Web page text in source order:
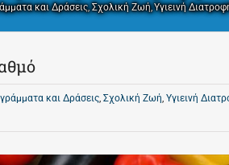
και Δράσεις Σχολική Ζωή Υγιεινή
και Δράσεις, Σχολική Ζωή, Υγιεινή